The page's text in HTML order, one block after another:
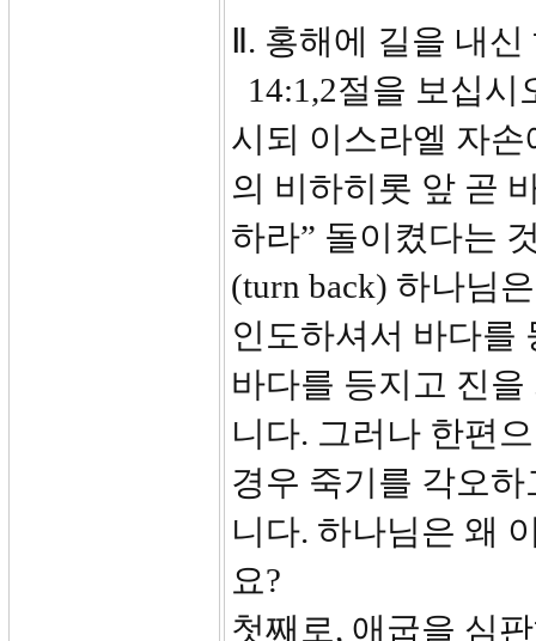
Ⅱ. 홍해에 길을 내
14:1,2절을 보십
시되 이스라엘 자
의 비하히롯 앞 곧
하라” 돌이켰다는
(turn back) 하나님
인도하셔서 바다를
바다를 등지고 진
니다. 그러나 한편
경우 죽기를 각오
니다. 하나님은 왜
요?
첫째로, 애굽을 심